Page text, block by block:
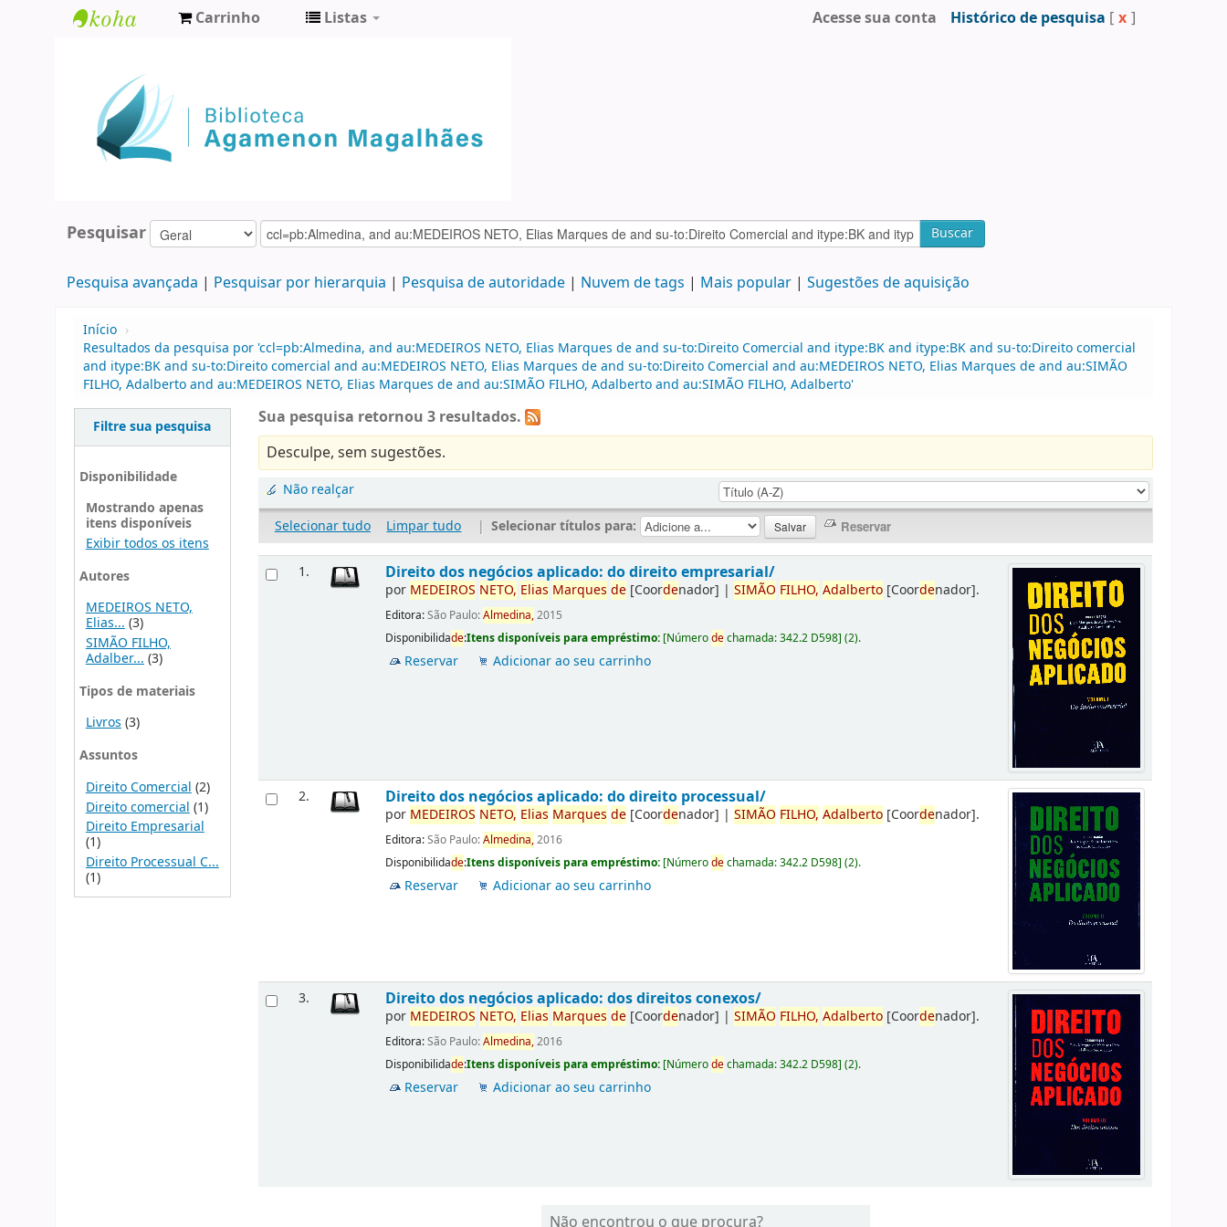
Agamenon
Magalhães
Carrinho Listas Acesse sua conta Histórico de pesquisa [ x ]
Pesquisar Buscar
Pesquisa avançada Pesquisar por hierarquia Pesquisa de autoridade Nuvem de tags Mais popular Sugestões de aquisição
Início ›
Resultados da pesquisa por 'ccl=pb:Almedina, and au:MEDEIROS NETO, Elias Marques de and su-to:Direito Comercial and itype:BK and itype:BK and su-to:Direito comercial
and itype:BK and su-to:Direito comercial and au:MEDEIROS NETO, Elias Marques de and su-to:Direito Comercial and au:MEDEIROS NETO, Elias Marques de and au:SIMÃO
FILHO, Adalberto and au:MEDEIROS NETO, Elias Marques de and au:SIMÃO FILHO, Adalberto and au:SIMÃO FILHO, Adalberto'
Filtre sua pesquisa
Disponibilidade
Mostrando apenas
itens disponíveis
Exibir todos os itens
Autores
MEDEIROS NETO,
Elias...(3)
SIMÃO FILHO,
Adalber... (3)
Tipos de materiais
Livros(3)
Assuntos
Direito Comercial (2)
Direito comercial (1)
Direito Empresarial
(1)
Direito Processual C...
(1)
Sua pesquisa retornou 3 resultados.
Desculpe, sem sugestões.
Não realçar
Selecionar tudo
Limpar tudo | Selecionar títulos para:
1. Direito dos negócios aplicado: do direito empresarial/
por MEDEIROS NETO, Elias Marques de [Coordenador] |SIMÃO FILHO, Adalberto [Coordenador].
Editora:São Paulo:Almedina,2015
Disponibilidade:Itens disponíveis para empréstimo: [Númerodechamada:342.2 D598](2).
Reservar Adicionar ao seu carrinho
2. Direito dos negócios aplicado: do direito processual/
por MEDEIROS NETO, Elias Marques de [Coordenador] |SIMÃO FILHO, Adalberto [Coordenador].
Editora:São Paulo:Almedina,2016
Disponibilidade:Itens disponíveis para empréstimo: [Númerodechamada:342.2 D598](2).
Reservar Adicionar ao seu carrinho
3. Direito dos negócios aplicado: dos direitos conexos/
por MEDEIROS NETO, Elias Marques de [Coordenador] |SIMÃO FILHO, Adalberto [Coordenador].
Editora:São Paulo:Almedina,2016
Disponibilidade:Itens disponíveis para empréstimo: [Númerodechamada:342.2 D598](2).
Reservar Adicionar ao seu carrinho